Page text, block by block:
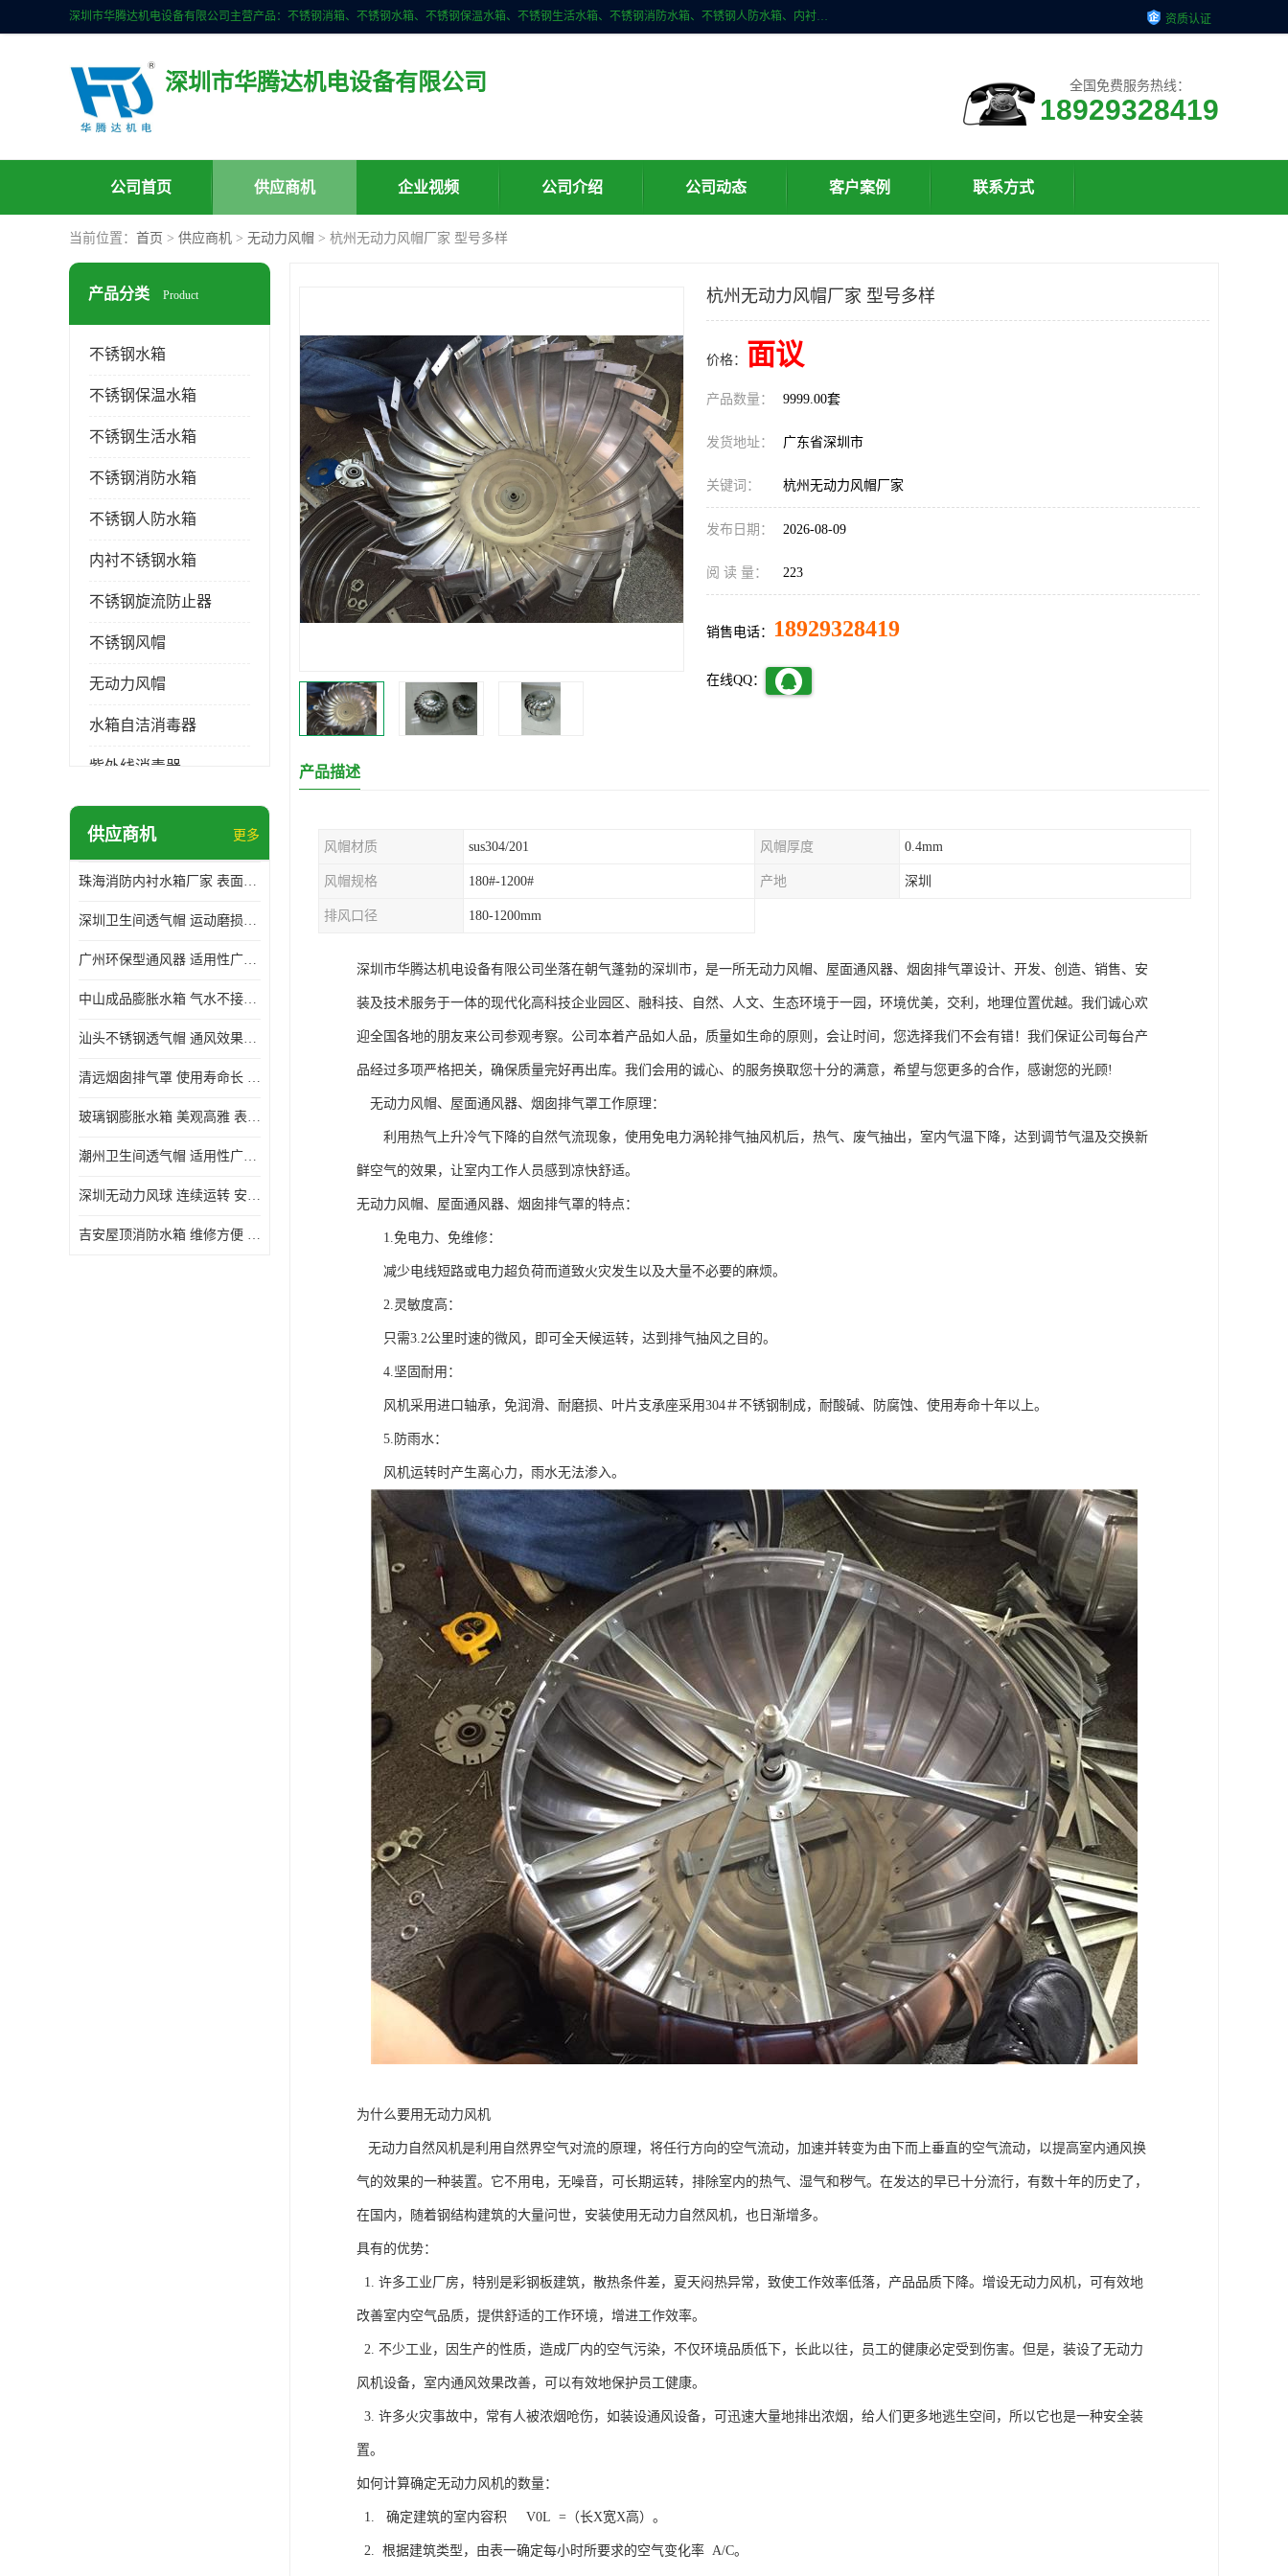
深圳市华腾达机电设备有限公司主营产品：不锈钢消箱、不锈钢水箱、不锈钢保温水箱、不锈钢生活水箱、不锈钢消防水箱、不锈钢人防水箱、内衬不锈钢水箱、膨胀水箱、不锈钢风帽、无动力风帽、水箱自洁消毒器、紫外线消毒器、不锈钢旋流防止器、组合式不锈钢水箱等。 资质认证
深圳市华腾达机电设备有限公司 全国免费服务热线：
18929328419
公司首页 供应商机 企业视频 公司介绍 公司动态 客户案例 联系方式
当前位置： 首页 > 供应商机 > 无动力风帽 > 杭州无动力风帽厂家 型号多样
产品分类 Product
不锈钢水箱
不锈钢保温水箱
不锈钢生活水箱
不锈钢消防水箱
不锈钢人防水箱
内衬不锈钢水箱
不锈钢旋流防止器
不锈钢风帽
无动力风帽
水箱自洁消毒器
紫外线消毒器
膨胀水箱
生活水箱
镀锌钢板水箱
供应商机 更多
珠海消防内衬水箱厂家 表面光滑 施工设计合理
深圳卫生间透气帽 运动磨损小 重量轻 无噪音
广州环保型通风器 适用性广泛 灰尘不易附着
中山成品膨胀水箱 气水不接触 一次充气可保持长久使用
汕头不锈钢透气帽 通风效果好 无噪音 无火花
清远烟囱排气罩 使用寿命长 安装简便迅捷
玻璃钢膨胀水箱 美观高雅 表面光洁美观
潮州卫生间透气帽 适用性广泛 可以长期运行
深圳无动力风球 连续运转 安装操作简便
吉安屋顶消防水箱 维修方便 箱体钢度足
杭州无动力风帽厂家 型号多样
价格： 面议
产品数量： 9999.00套
发货地址： 广东省深圳市
关键词： 杭州无动力风帽厂家
发布日期： 2026-08-09
阅 读 量： 223
销售电话： 18929328419
在线QQ：
产品描述
风帽材质 sus304/201 风帽厚度 0.4mm
风帽规格 180#-1200# 产地 深圳
排风口径 180-1200mm
深圳市华腾达机电设备有限公司坐落在朝气蓬勃的深圳市，是一所无动力风帽、屋面通风器、烟囱排气罩设计、开发、创造、销售、安
装及技术服务于一体的现代化高科技企业园区、融科技、自然、人文、生态环境于一园，环境优美，交利，地理位置优越。我们诚心欢
迎全国各地的朋友来公司参观考察。公司本着产品如人品，质量如生命的原则，会让时间，您选择我们不会有错！我们保证公司每台产
品经过多项严格把关，确保质量完好再出库。我们会用的诚心、的服务换取您十分的满意，希望与您更多的合作，感谢您的光顾!
无动力风帽、屋面通风器、烟囱排气罩工作原理：
利用热气上升冷气下降的自然气流现象，使用免电力涡轮排气抽风机后，热气、废气抽出，室内气温下降，达到调节气温及交换新
鲜空气的效果，让室内工作人员感到凉快舒适。
无动力风帽、屋面通风器、烟囱排气罩的特点：
1.免电力、免维修：
减少电线短路或电力超负荷而道致火灾发生以及大量不必要的麻烦。
2.灵敏度高：
只需3.2公里时速的微风，即可全天候运转，达到排气抽风之目的。
4.坚固耐用：
风机采用进口轴承，免润滑、耐磨损、叶片支承座采用304＃不锈钢制成，耐酸碱、防腐蚀、使用寿命十年以上。
5.防雨水：
风机运转时产生离心力，雨水无法渗入。
为什么要用无动力风机
无动力自然风机是利用自然界空气对流的原理，将任行方向的空气流动，加速并转变为由下而上垂直的空气流动，以提高室内通风换
气的效果的一种装置。它不用电，无噪音，可长期运转，排除室内的热气、湿气和秽气。在发达的早已十分流行，有数十年的历史了，
在国内，随着钢结构建筑的大量问世，安装使用无动力自然风机，也日渐增多。
具有的优势：
1. 许多工业厂房，特别是彩钢板建筑，散热条件差，夏天闷热异常，致使工作效率低落，产品品质下降。增设无动力风机，可有效地
改善室内空气品质，提供舒适的工作环境，增进工作效率。
2. 不少工业，因生产的性质，造成厂内的空气污染，不仅环境品质低下，长此以往，员工的健康必定受到伤害。但是，装设了无动力
风机设备，室内通风效果改善，可以有效地保护员工健康。
3. 许多火灾事故中，常有人被浓烟呛伤，如装设通风设备，可迅速大量地排出浓烟，给人们更多地逃生空间，所以它也是一种安全装
置。
如何计算确定无动力风机的数量：
1. 确定建筑的室内容积 V0L =（长X宽X高）。
2. 根据建筑类型，由表一确定每小时所要求的空气变化率 A/C。